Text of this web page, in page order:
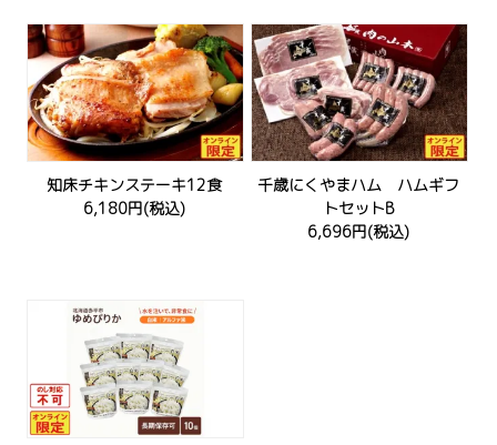
知床チキンステーキ12食
6,180円(税込)
千歳にくやまハム ハムギフ
トセットB
6,696円(税込)